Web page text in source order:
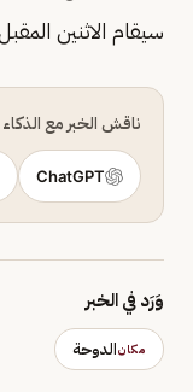
سيقام الاثنين
ناقش الخبر مع
ChatGPT
وَرَد في الخبر
مكانالدوحة